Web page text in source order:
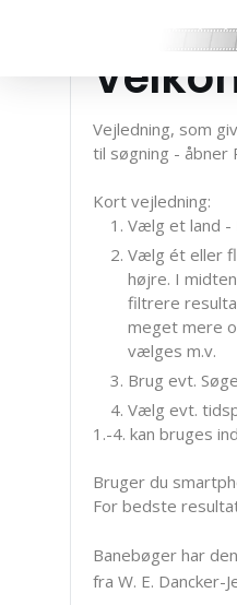
Vejledning, som
til søgning - åbner
Kort vejledning:
Vælg et land -
Vælg ét eller
højre. I
filtrere
meget mere
vælges m.v.
Brug evt.
Vælg evt.
1.-4. kan bruges
Bruger du
For bedste
Banebøger har
fra W. E. Dancker-